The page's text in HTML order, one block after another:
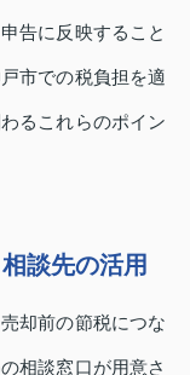
告に反映すること
市での税負担を適
るこれらのポイン
談先の活用
却前の節税につな
相談窓口が用意さ